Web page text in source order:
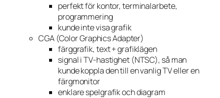
perfekt för kontor, terminalarbete,
programmering
kunde inte visa grafik
CGA (Color Graphics Adapter)
färggrafik, text + grafiklägen
signal i TV-hastighet (NTSC), så man
kunde koppla den till en vanlig TV eller en
färgmonitor
enklare spelgrafik och diagram